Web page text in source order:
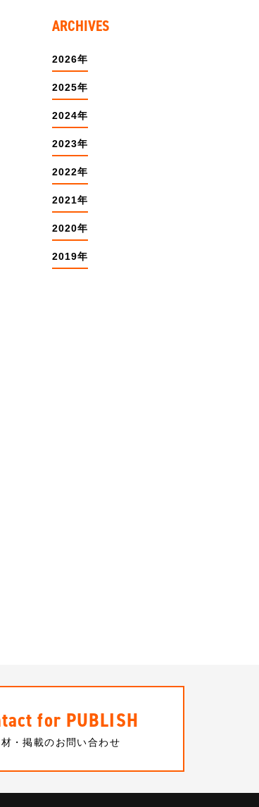
ARCHIVES
2026年
2025年
2024年
2023年
2022年
2021年
2020年
2019年
for PUBLISH
・掲載のお問い合わせ